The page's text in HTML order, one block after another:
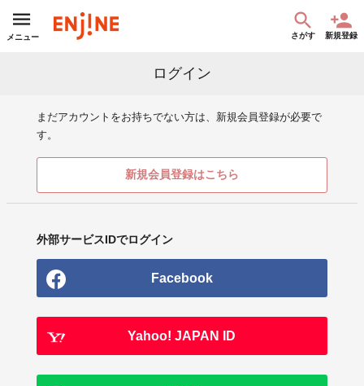
メニュー さがす 新規登録
ログイン
まだアカウントをお持ちでない方は、新規会員登録が必要で
す。
新規会員登録はこちら
外部サービスIDでログイン
Facebook
Yahoo! JAPAN ID